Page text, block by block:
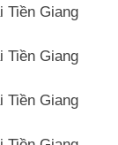
Tiền Giang
Tiền Giang
Tiền Giang